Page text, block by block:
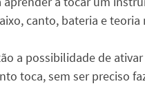
canto, bateria e teoria
a possibilidade de
toca, sem ser preciso